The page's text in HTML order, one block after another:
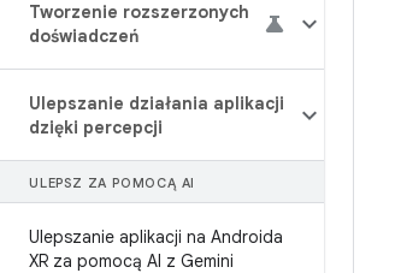
Tworzenie rozszerzonych
doświadczeń
Ulepszanie działania aplikacji
dzięki percepcji
ULEPSZ ZA POMOCĄ AI
Ulepszanie aplikacji na Androida
XR za pomocą AI z Gemini